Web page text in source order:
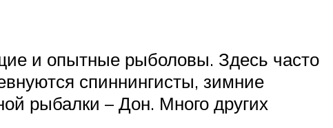
и опытные рыболовы. Здесь часто
спиннингисты, зимние
рыбалки – Дон. Много других